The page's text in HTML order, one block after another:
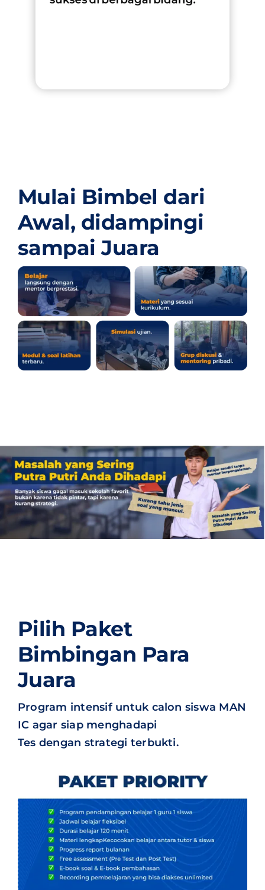
Mulai Bimbel dari
Awal, didampingi
sampai Juara
Pilih Paket
Bimbingan Para
Juara
Program intensif untuk calon siswa MAN
IC agar siap menghadapi
Tes dengan strategi terbukti.